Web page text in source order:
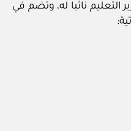
التعليم نائبا له، وتضم في